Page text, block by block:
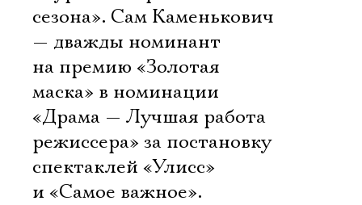
сезона». Сам Каменькович
— дважды номинант
на премию «Золотая
маска» в номинации
«Драма — Лучшая работа
режиссера» за постановку
спектаклей «Улисс»
и «Самое важное».